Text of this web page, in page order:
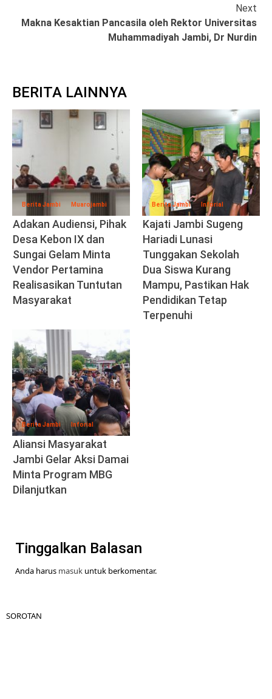
Next
Makna Kesaktian Pancasila oleh Rektor Universitas
Muhammadiyah Jambi, Dr Nurdin
BERITA LAINNYA
Berita Jambi Muarojambi
Adakan Audiensi, Pihak
Desa Kebon IX dan
Sungai Gelam Minta
Vendor Pertamina
Realisasikan Tuntutan
Masyarakat
Berita Jambi Inforial
Kajati Jambi Sugeng
Hariadi Lunasi
Tunggakan Sekolah
Dua Siswa Kurang
Mampu, Pastikan Hak
Pendidikan Tetap
Terpenuhi
Berita Jambi Inforial
Aliansi Masyarakat
Jambi Gelar Aksi Damai
Minta Program MBG
Dilanjutkan
Tinggalkan Balasan
Anda harus masuk untuk berkomentar.
SOROTAN